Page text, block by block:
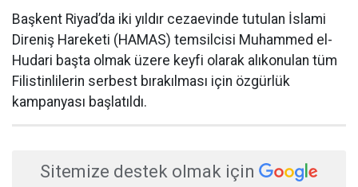
​Başkent Riyad’da iki yıldır cezaevinde tutulan İslami
Direniş Hareketi (HAMAS) temsilcisi Muhammed el-
Hudari başta olmak üzere keyfi olarak alıkonulan tüm
Filistinlilerin serbest bırakılması için özgürlük
kampanyası başlatıldı.
Sitemize destek olmak için